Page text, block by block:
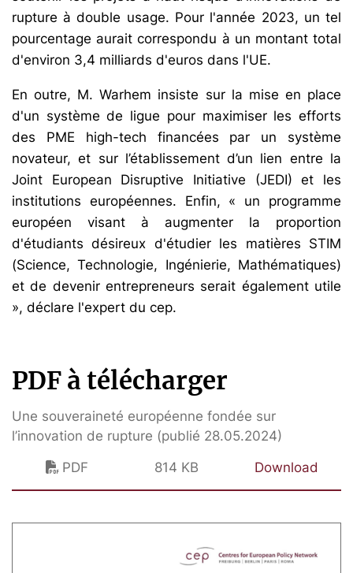
rupture à double usage. Pour l'année 2023, un tel
pourcentage aurait correspondu à un montant total
d'environ 3,4 milliards d'euros dans l'UE.
En outre, M. Warhem insiste sur la mise en place
d'un système de ligue pour maximiser les efforts
des PME high-tech financées par un système
novateur, et sur l’établissement d’un lien entre la
Joint European Disruptive Initiative (JEDI) et les
institutions européennes. Enfin, « un programme
européen visant à augmenter la proportion
d'étudiants désireux d'étudier les matières STIM
(Science, Technologie, Ingénierie, Mathématiques)
et de devenir entrepreneurs serait également utile
», déclare l'expert du cep.
PDF à télécharger
Une souveraineté européenne fondée sur
l’innovation de rupture (publié 28.05.2024)
PDF
814 KB Download